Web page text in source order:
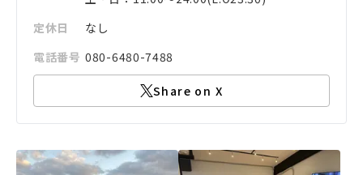
定休日
なし
電話番号 080-6480-7488
Share on X